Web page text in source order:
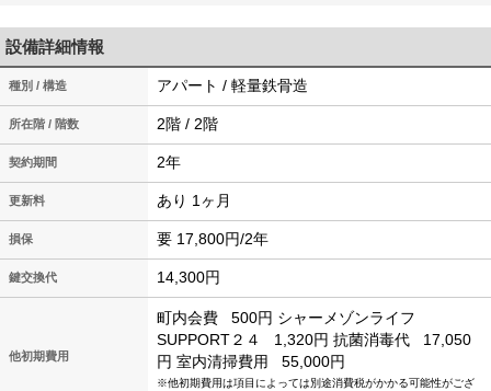
設備詳細情報
種別 / 構造 アパート / 軽量鉄骨造
所在階 / 階数 2階 / 2階
契約期間 2年
更新料 あり 1ヶ月
損保 要 17,800円/2年
鍵交換代 14,300円
他初期費用
町内会費 500円 シャーメゾンライフ
SUPPORT２４
1,320円 抗菌消毒代
17,050
円 室内清掃費用 55,000円
※他初期費用は項目によっては別途消費税がかかる可能性がござ